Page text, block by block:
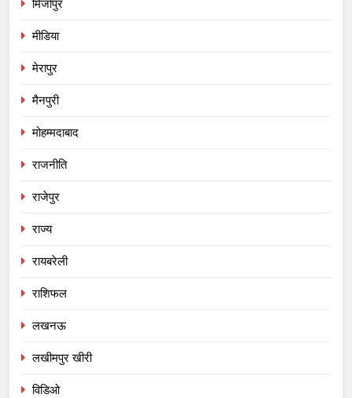
मिर्जापुर
मीडिया
मेरापुर
मैनपुरी
मोहम्मदाबाद
राजनीति
राजेपुर
राज्य
रायबरेली
राशिफल
लखनऊ
लखीमपुर खीरी
विडिओ